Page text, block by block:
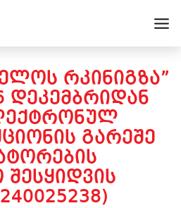
ᲠᲙᲘᲜᲘᲒᲖᲐ”
ᲓᲔᲙᲔᲛᲑᲠᲘᲓᲐᲜ
ᲒᲐᲠᲔᲨᲔ